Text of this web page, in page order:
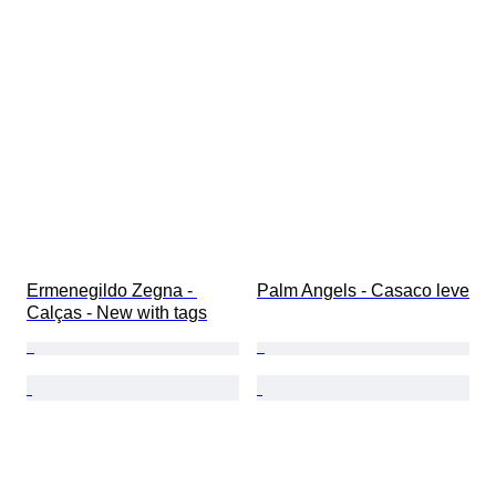
Ermenegildo Zegna -
Calças - New with tags
Palm Angels - Casaco leve